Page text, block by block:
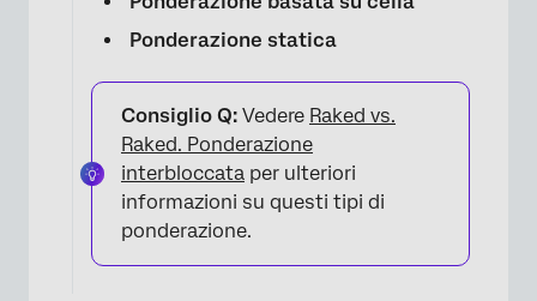
Ponderazione statica
Consiglio Q: Vedere Raked vs.
Raked. Ponderazione
interbloccata per ulteriori
informazioni su questi tipi di
ponderazione.